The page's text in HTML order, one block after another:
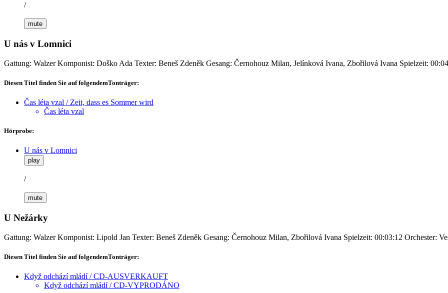
/
mute
U nás v Lomnici
Gattung: Walzer Komponist: Doško Ada Texter: Beneš Zdeněk Gesang: Černohouz Milan, Jelínková Ivana, Zbořilová Ivana Spielzeit:
Diesen Titel finden Sie auf folgendemTonträger:
Čas léta vzal / Zeit, dass es Sommer wird
Čas léta vzal
Hörprobe:
U nás v Lomnici
play
/
mute
U Nežárky
Gattung: Walzer Komponist: Lipold Jan Texter: Beneš Zdeněk Gesang: Černohouz Milan, Zbořilová Ivana Spielzeit: 00:03:12 Orchester:
Diesen Titel finden Sie auf folgendemTonträger:
Když odchází mládí / CD-AUSVERKAUFT
Když odchází mládí / CD-VYPRODÁNO